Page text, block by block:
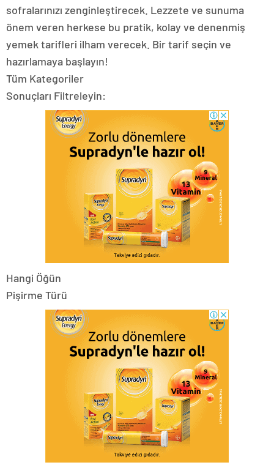
sofralarınızı zenginleştirecek. Lezzete ve sunuma
önem veren herkese bu pratik, kolay ve denenmiş
yemek tarifleri ilham verecek. Bir tarif seçin ve
hazırlamaya başlayın!
Tüm Kategoriler
Sonuçları Filtreleyin:
Hangi Öğün
Pişirme Türü